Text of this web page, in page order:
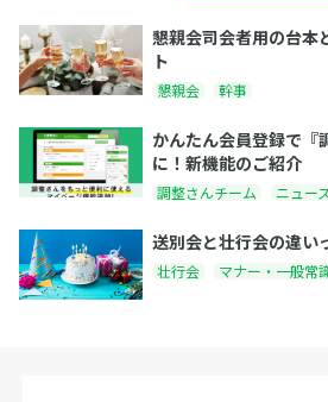
懇親会司会者用の台本
ト
懇親会 幹事
かんたん会員登録で『
に！新機能のご紹介
調整さんチーム ニュース
送別会と壮行会の違い
壮行会 マナー・一般常